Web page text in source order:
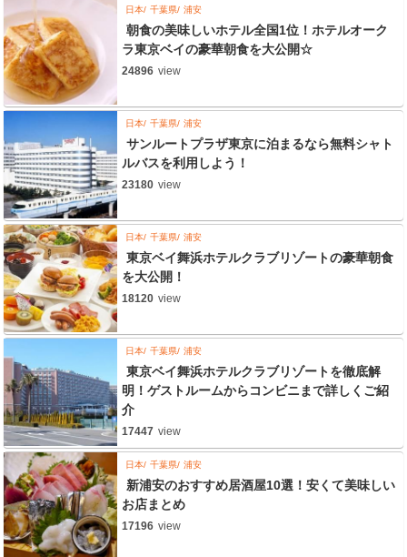
日本 千葉県 浦安
朝食の美味しいホテル全国1位！ホテルオーク
ラ東京ベイの豪華朝食を大公開☆
24896 view
日本 千葉県 浦安
サンルートプラザ東京に泊まるなら無料シャト
ルバスを利用しよう！
23180 view
日本 千葉県 浦安
東京ベイ舞浜ホテルクラブリゾートの豪華朝食
を大公開！
18120 view
日本 千葉県 浦安
東京ベイ舞浜ホテルクラブリゾートを徹底解
明！ゲストルームからコンビニまで詳しくご紹
介
17447 view
日本 千葉県 浦安
新浦安のおすすめ居酒屋10選！安くて美味しい
お店まとめ
17196 view